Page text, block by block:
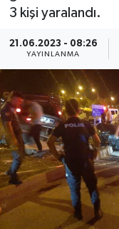
3 kişi yaralandı.
21.06.2023 - 08:26
YAYINLANMA